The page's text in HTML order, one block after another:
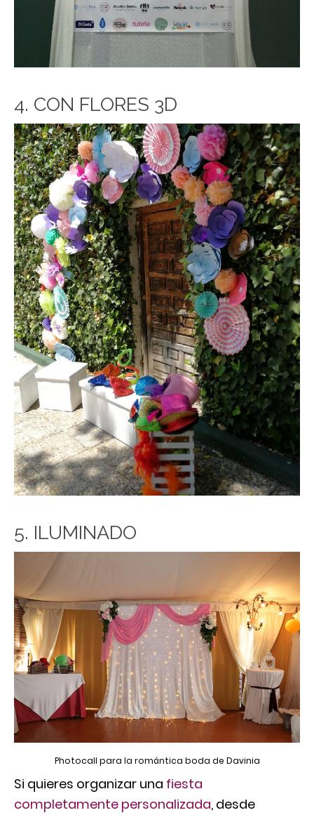
4. CON FLORES 3D
5. ILUMINADO
Photocall para la romántica boda de Davinia
Si quieres organizar una fiesta
completamente personalizada, desde